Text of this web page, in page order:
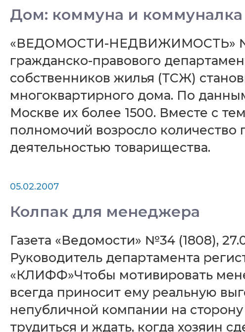
Дом: коммуна и коммуналка
«ВЕДОМОСТИ-НЕДВИЖИМОСТЬ» №
гражданско-правового
собственников жилья (ТСЖ)
многоквартирного дома. По
Москве их более 1500. Вместе с
полномочий возросло количество
деятельностью товарищества.
05.02.2007
Колпак для менеджера
Газета «Ведомости» №34 (1808),
Руководитель департамента
«КЛИФФ»Чтобы мотивировать
всегда приносит ему реальную
непубличной компании на
трудиться и ждать, когда хозяин